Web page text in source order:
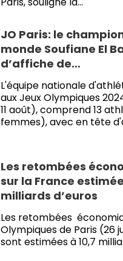
JO Paris: le
monde Soufiane El
d’affiche de…
L'équipe nationale
aux Jeux Olympiques
11 août), comprend 13
femmes), avec en tête
Les retombées
sur la France
milliards d’euros
Les retombées
Olympiques de Paris (26
sont estimées à 10,7